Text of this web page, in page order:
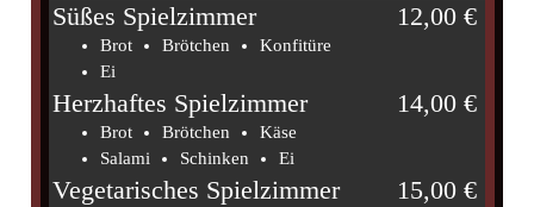
Süßes Spielzimmer
Brot Brötchen
Konfitüre
Ei
12,00 €
Herzhaftes Spielzimmer
Brot Brötchen
Käse
Salami
Schinken Ei
14,00 €
Vegetarisches Spielzimmer 15,00 €